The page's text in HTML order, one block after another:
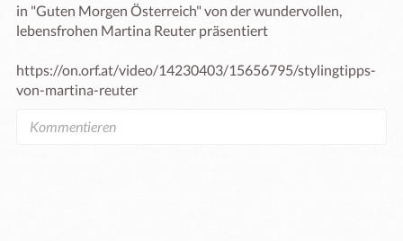
in "Guten Morgen Österreich" von der wundervollen,
lebensfrohen Martina Reuter präsentiert
https://on.orf.at/video/14230403/15656795/stylingtipps-
von-martina-reuter